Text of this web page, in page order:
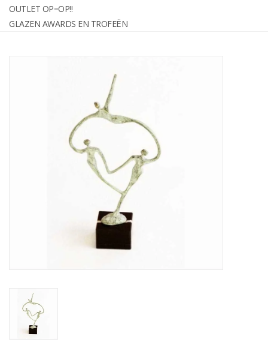
Glazen awards en trofeën
Relatiegeschenken
OUTLET OP=OP!!
GLAZEN AWARDS EN TROFEËN